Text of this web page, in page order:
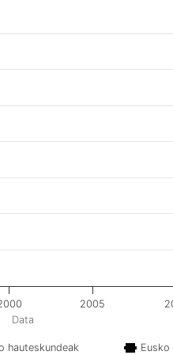
Data
hauteskundeak
2005